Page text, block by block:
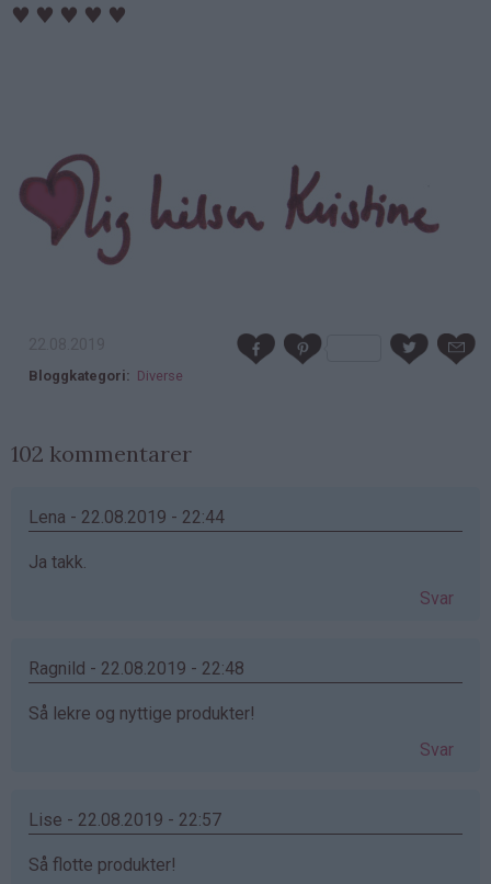
♥ ♥ ♥ ♥ ♥
Bloggkategori Diverse
102 kommentarer
Lena - 22.08.2019 - 22:44
Ja takk.
Svar
Ragnild - 22.08.2019 - 22:48
Så lekre og nyttige produkter!
Svar
Lise - 22.08.2019 - 22:57
Så flotte produkter!